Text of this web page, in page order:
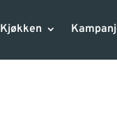
Kjøkken